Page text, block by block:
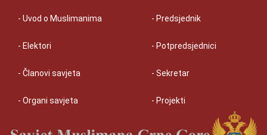
- Uvod o Muslimanima
- Elektori
- Članovi savjeta
- Organi savjeta
- Predsjednik
- Potpredsjednici
- Sekretar
- Projekti